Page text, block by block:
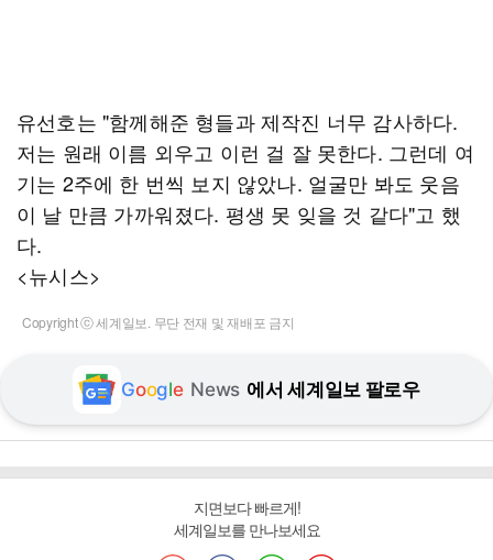
유선호는 "함께해준 형들과 제작진 너무 감사하다.
저는 원래 이름 외우고 이런 걸 잘 못한다. 그런데 여
기는 2주에 한 번씩 보지 않았나. 얼굴만 봐도 웃음
이 날 만큼 가까워졌다. 평생 못 잊을 것 같다"고 했
다.
<뉴시스>
Copyright ⓒ 세계일보. 무단 전재 및 재배포 금지
Google News 에서 세계일보 팔로우
지면보다 빠르게!
세계일보를 만나보세요